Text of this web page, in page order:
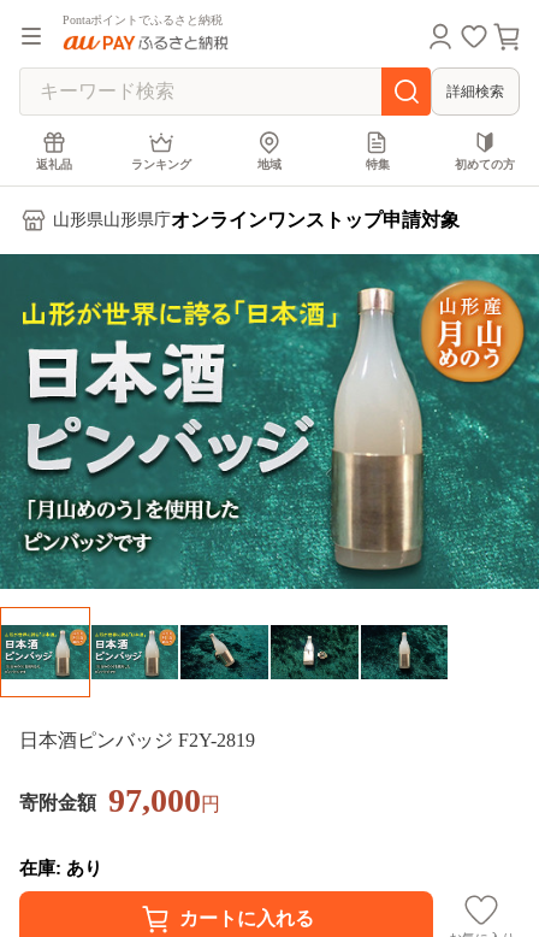
Pontaポイントでふるさと納税
詳細検索
返礼品 ランキング 地域 特集 初めての方
山形県山形県庁オンラインワンストップ申請対象
日本酒ピンバッジ F2Y-2819
寄附金額 97,000円
在庫: あり